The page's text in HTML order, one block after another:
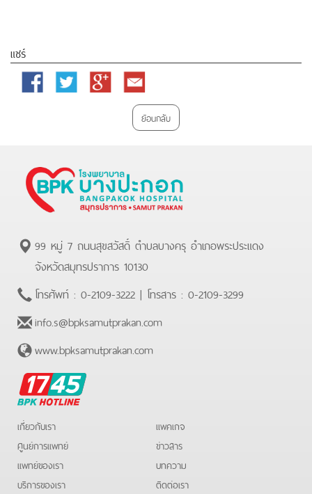
แชร์
Facebook Twitter
Google
Email
ย้อนกลับ
99 หมู่ 7 ถนนสุขสวัสดิ์ ตำบลบางครุ อำเภอพระประแดง
จังหวัดสมุทรปราการ 10130
โทรศัพท์ : 0-2109-3222 | โทรสาร : 0-2109-3299
info.s@bpksamutprakan.com
www.bpksamutprakan.com
BPK
Hotline
เกี่ยวกับเรา
ศูนย์การแพทย์
แพทย์ของเรา
บริการของเรา
แพคเกจ
ข่าวสาร
บทความ
ติดต่อเรา